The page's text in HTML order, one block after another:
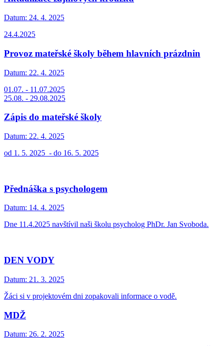
Datum: 24. 4. 2025
24.4.2025
Provoz mateřské školy během hlavních prázdnin
Datum: 22. 4. 2025
01.07. - 11.07.2025
25.08. - 29.08.2025
Zápis do mateřské školy
Datum: 22. 4. 2025
od 1. 5. 2025 - do 16. 5. 2025
Přednáška s psychologem
Datum: 14. 4. 2025
Dne 11.4.2025 navštívil naši školu psycholog PhDr. Jan Svoboda.
DEN VODY
Datum: 21. 3. 2025
Žáci si v projektovém dni zopakovali informace o vodě.
MDŽ
Datum: 26. 2. 2025